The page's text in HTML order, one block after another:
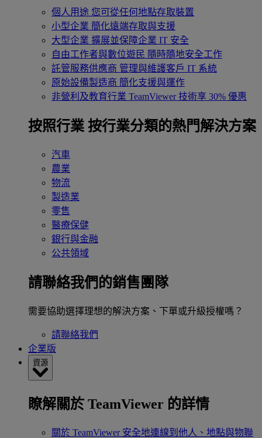
個人用途 您可從任何地點存取裝置
小型企業 簡化遠端存取與支援
大型企業 擴展並保障企業 IT 安全
自由工作者與數位遊民 隨時隨地安全工作
託管服務供應商 管理與維護客戶 IT 系統
原始設備製造商 簡化支援與運作
非營利及教育行業 TeamViewer 技術享 30% 優惠
按照行業 按行業分類的熱門解決方案
汽車
農業
物流
製造業
零售
醫療保健
銀行與金融
公共領域
請聯絡我們的銷售團隊
需要協助選擇理想的解決方案、下單或升級授權嗎？
請聯絡我們
企業版
資源
瞭解關於 TeamViewer 的詳情
關於 TeamViewer 安全地連線到他人、地點與物聯